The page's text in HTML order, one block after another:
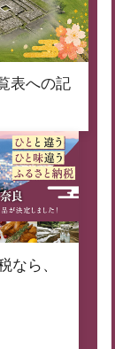
表への記
なら、